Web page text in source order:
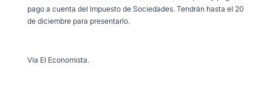
pago a cuenta del Impuesto de Sociedades. Tendrán hasta el 20
de diciembre para presentarlo.
Vía El Economista.